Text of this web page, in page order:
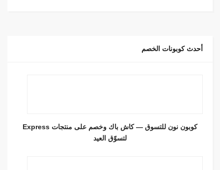
أحدث كوبونات الخصم
كوبون نون للتسوق — كاش باك وخصم على منتجات Express
لتسوّق العيد